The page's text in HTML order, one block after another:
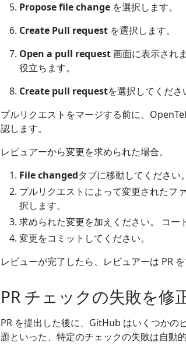
Propose file change を選択します。
Create Pull request を選択します。
Open a pull request画面に表示され
役立ちます。
Create pull requestを選択してくださ
プルリクエストをマージする前に、
認します。
レビュアーから変更を求められた場合。
File changedタブに移動してください。
プルリクエストによって変更されたフ
択します。
求められた変更を加えください。 コー
変更をコミットしてください。
レビューが完了したら、レビュアーは PR
PR チェックの失敗を修
PR を提出した後に、GitHub はいくつかの
題といった、特定のチェックの失敗は自動